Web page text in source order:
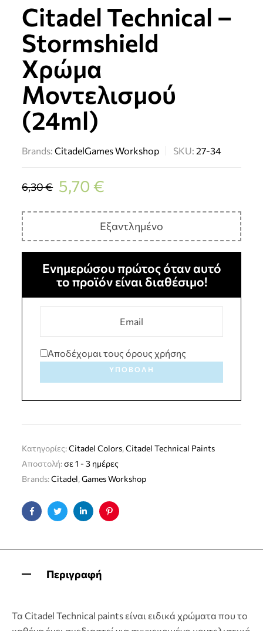
Citadel Technical –
Stormshield
Χρώμα
Μοντελισμού
(24ml)
Brands:CitadelGames Workshop SKU:27-34
6,30€ 5,70€
Εξαντλημένο
Ενημερώσου πρώτος όταν αυτό
το προϊόν είναι διαθέσιμο!
Αποδέχομαι τους όρους χρήσης
ΥΠΟΒΟΛΉ
Κατηγορίες:Citadel Colors,Citadel Technical Paints
Αποστολή:σε 1 - 3 ημέρες
Brands:Citadel,Games Workshop
FacebookTwitterLinkedinPinterest
Περιγραφή
Τα Citadel Technical paints είναι ειδικά χρώματα που το